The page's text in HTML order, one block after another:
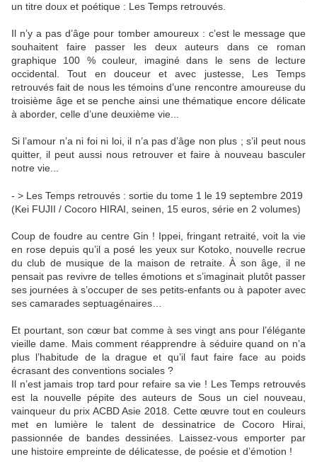
un titre doux et poétique : Les Temps retrouvés.
Il n’y a pas d’âge pour tomber amoureux : c’est le message que
souhaitent faire passer les deux auteurs dans ce roman
graphique 100 % couleur, imaginé dans le sens de lecture
occidental. Tout en douceur et avec justesse, Les Temps
retrouvés fait de nous les témoins d’une rencontre amoureuse du
troisième âge et se penche ainsi une thématique encore délicate
à aborder, celle d’une deuxième vie...
Si l’amour n’a ni foi ni loi, il n’a pas d’âge non plus ; s’il peut nous
quitter, il peut aussi nous retrouver et faire à nouveau basculer
notre vie...
- > Les Temps retrouvés : sortie du tome 1 le 19 septembre 2019
(Kei FUJII / Cocoro HIRAI, seinen, 15 euros, série en 2 volumes)
Coup de foudre au centre Gin ! Ippei, fringant retraité, voit la vie
en rose depuis qu’il a posé les yeux sur Kotoko, nouvelle recrue
du club de musique de la maison de retraite. À son âge, il ne
pensait pas revivre de telles émotions et s’imaginait plutôt passer
ses journées à s’occuper de ses petits-enfants ou à papoter avec
ses camarades septuagénaires…
Et pourtant, son cœur bat comme à ses vingt ans pour l’élégante
vieille dame. Mais comment réapprendre à séduire quand on n’a
plus l’habitude de la drague et qu’il faut faire face au poids
écrasant des conventions sociales ?
Il n’est jamais trop tard pour refaire sa vie ! Les Temps retrouvés
est la nouvelle pépite des auteurs de Sous un ciel nouveau,
vainqueur du prix ACBD Asie 2018. Cette œuvre tout en couleurs
met en lumière le talent de dessinatrice de Cocoro Hirai,
passionnée de bandes dessinées. Laissez-vous emporter par
une histoire empreinte de délicatesse, de poésie et d’émotion !